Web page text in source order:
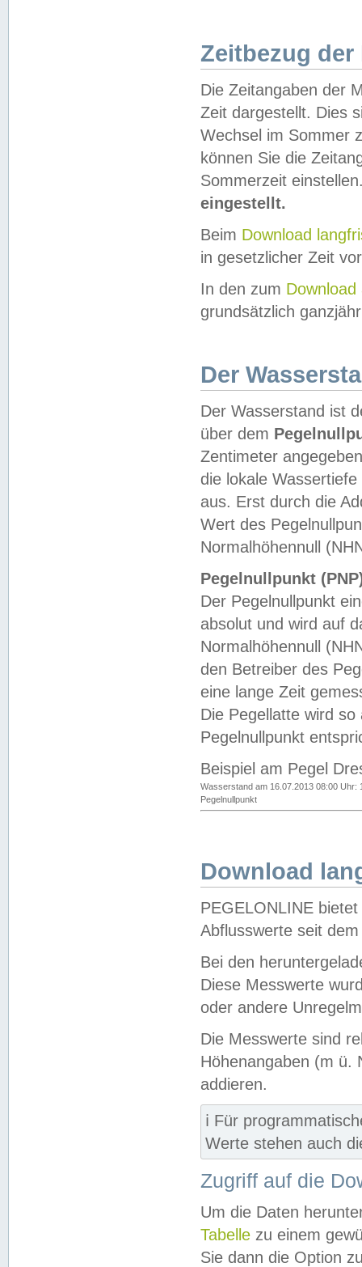
Zeitbezug der
Die Zeitangaben der
Zeit dargestellt. Dies
Wechsel im Sommer
können Sie die
Sommerzeit
eingestellt.
Beim Download
in gesetzlicher Zeit
In den zum Download
grundsätzlich
Der
Der Wasserstand ist
über dem
Zentimeter
die lokale
aus. Erst durch die
Wert des
Normalhöhennull
Pegelnullpunkt
Der Pegelnullpunkt
absolut und wird auf
Normalhöhennull
den Betreiber des
eine lange Zeit
Die Pegellatte wird
Pegelnullpunkt
Beispiel am Pegel
Wasserstand am 16.07.2013 08:00 Uhr:
Pegelnullpunkt
Download
PEGELONLINE
Abflusswerte seit
Bei den
Diese Messwerte
oder andere
Die Messwerte sind
Höhenangaben (m ü.
addieren.
ℹ️ Für
Werte stehen auch
Zugriff auf die
Um die Daten
Tabelle zu einem
Sie dann die Option